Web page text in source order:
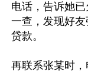
电话，告诉她
一查，发现好
贷款。
再联系张某时